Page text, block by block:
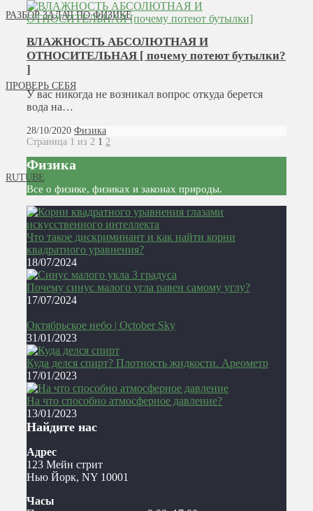
РАЗБОР ЗАДАЧ ПО ФИЗИКЕ
ПРОВЕРЬ СЕБЯ
RUTUBE
ВЛАЖНОСТЬ АБСОЛЮТНАЯ И
ОТНОСИТЕЛЬНАЯ [ почему потеют бутылки?
]
У вас никогда не возникал вопрос откуда берется
вода на…
28/10/2020 Физика
Страница 1 из 2 1 2
Физика
Все о физике, физиках и законах природы.
Что такое дискриминант и как найти корни
квадратного уравнения?
18/07/2024
Почему синус малого угла равен самому углу?
17/07/2024
Октябрьское небо | October Sky
31/01/2023
Куда делся спирт? Плотность жидкости. Ареометр
17/01/2023
На что способно атмосферное давление?
13/01/2023
Найдите нас
Адрес
123 Мейн стрит
Нью Йорк, NY 10001
Часы